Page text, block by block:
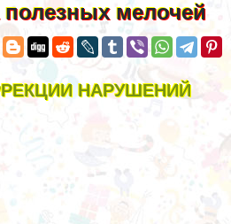
полезных мелочей
НАРУШЕНИЙ